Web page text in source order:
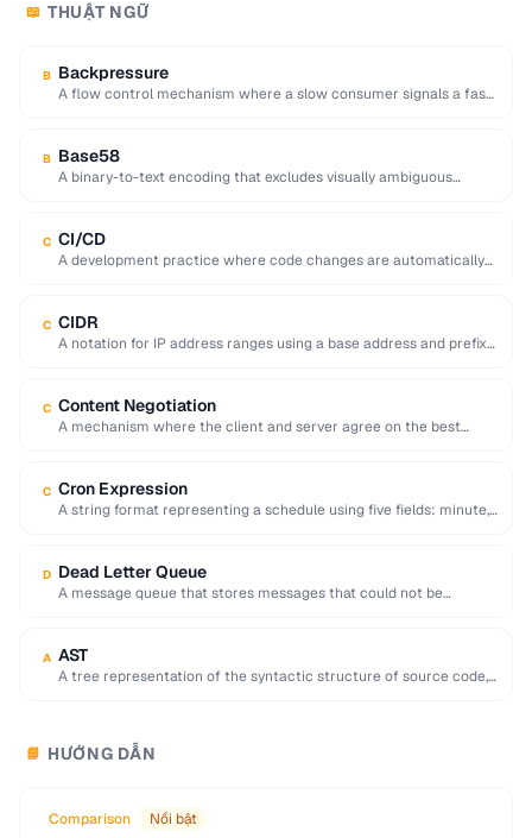
📖 THUẬT NGỮ
B Backpressure
A flow control mechanism where a slow consumer signals a fast
B Base58
A binary-to-text encoding that excludes visually ambiguous
C CI/CD
A development practice where code changes are automatically
C CIDR
A notation for IP address ranges using a base address and prefix
C Content Negotiation
A mechanism where the client and server agree on the best
C Cron Expression
A string format representing a schedule using five fields: minute,
D Dead Letter Queue
A message queue that stores messages that could not be
A AST
A tree representation of the syntactic structure of source code,
📘 HƯỚNG DẪN
Comparison Nổi bật